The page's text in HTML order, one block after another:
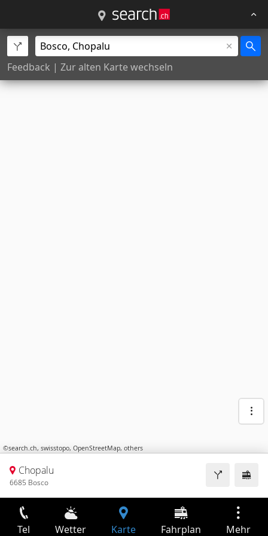
Feedback | Zur alten Karte wechseln
©search.ch, swisstopo, OpenStreetMap, others
Chopalu
6685 Bosco
Tel Wetter Karte Fahrplan Mehr